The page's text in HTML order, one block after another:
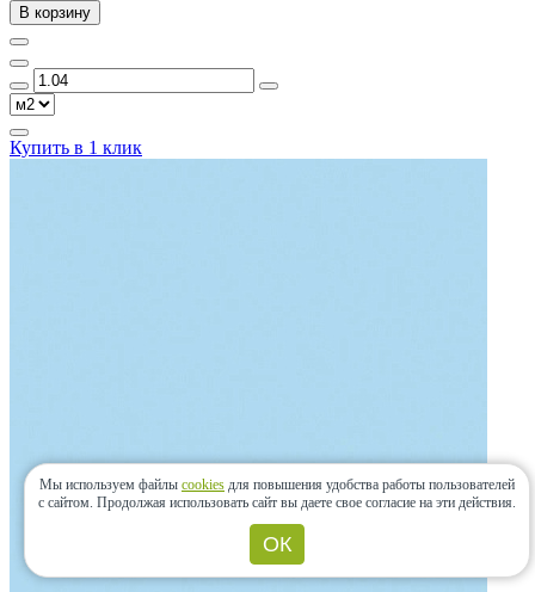
В корзину
Купить в 1 клик
Мы используем файлы cookies для повышения удобства работы пользователей
с сайтом. Продолжая использовать сайт вы даете свое согласие на эти действия.
ОК